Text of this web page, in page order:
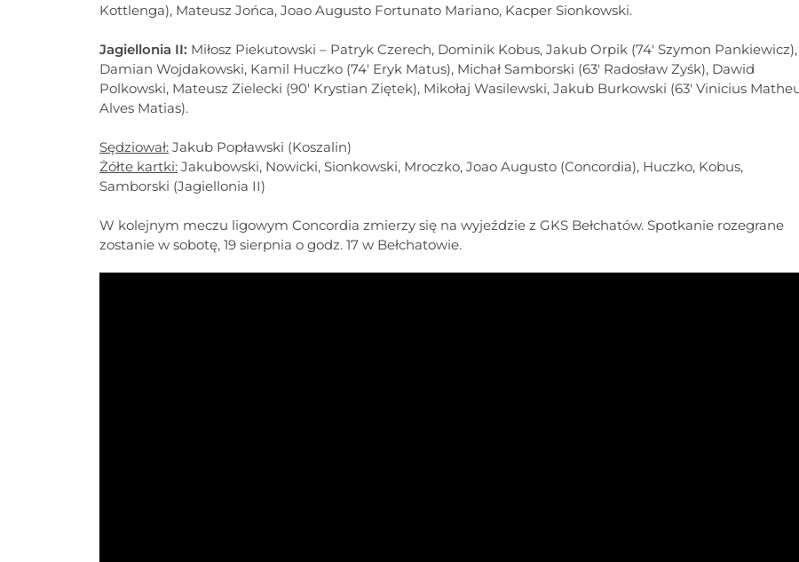
Kottlenga), Mateusz Jońca, Joao Augusto Fortunato Mariano, Kacper Sionkowski.
Jagiellonia II: Miłosz Piekutowski – Patryk Czerech, Dominik Kobus, Jakub Orpik (74' Szymon Pankiewicz),
Damian Wojdakowski, Kamil Huczko (74' Eryk Matus), Michał Samborski (63' Radosław Zyśk), Dawid
Polkowski, Mateusz Zielecki (90' Krystian Ziętek), Mikołaj Wasilewski, Jakub Burkowski (63' Vinicius
Alves Matias).
Sędziował: Jakub Popławski (Koszalin)
Żółte kartki: Jakubowski, Nowicki, Sionkowski, Mroczko, Joao Augusto (Concordia), Huczko, Kobus,
Samborski (Jagiellonia II)
W kolejnym meczu ligowym Concordia zmierzy się na wyjeździe z GKS Bełchatów. Spotkanie rozegrane
zostanie w sobotę, 19 sierpnia o godz. 17 w Bełchatowie.